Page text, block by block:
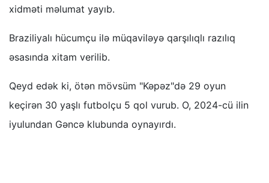
xidməti məlumat yayıb.
Braziliyalı hücumçu ilə müqaviləyə qarşılıqlı razılıq
əsasında xitam verilib.
Qeyd edək ki, ötən mövsüm "Kəpəz"də 29 oyun
keçirən 30 yaşlı futbolçu 5 qol vurub. O, 2024-cü ilin
iyulundan Gəncə klubunda oynayırdı.